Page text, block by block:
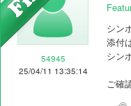
54945
25/04/11 13:35:14
シン
添付
シン
ご確